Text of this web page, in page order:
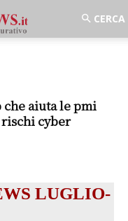
che aiuta le pmi
cyber
LUGLIO-